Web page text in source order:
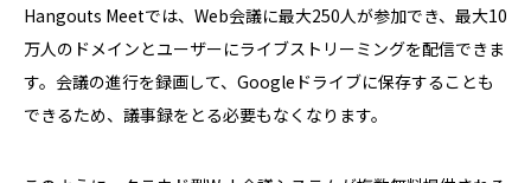
Hangouts Meetでは、Web会議に最大250人が参加でき、最大10
万人のドメインとユーザーにライブストリーミングを配信できま
す。会議の進行を録画して、Googleドライブに保存することも
できるため、議事録をとる必要もなくなります。